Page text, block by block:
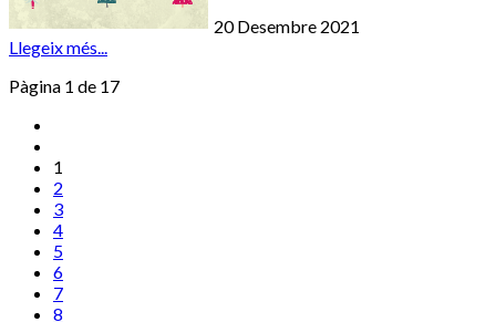
20 Desembre 2021
Llegeix més...
Pàgina 1 de 17
1
2
3
4
5
6
7
8